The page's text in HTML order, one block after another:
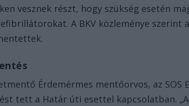
vesznek részt, hogy szükség esetén
A BKV közleménye szerint
Érdemérmes mentőorvos, az SOS
tett a Határ úti esettel kapcsolatban.